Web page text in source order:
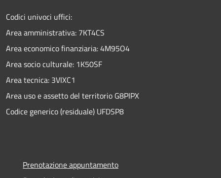
Codici univoci uffici:
Area amministrativa: 7KT4CS
Area economico finanziaria: 4M95O4
Area socio culturale: 1K50SF
Area tecnica: 3VIXC1
Area uso e assetto del territorio G8PIPX
Codice generico (residuale) UFDSP8
Prenotazione appuntamento